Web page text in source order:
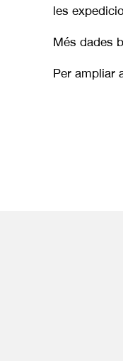
les
Més dades
Per ampliar